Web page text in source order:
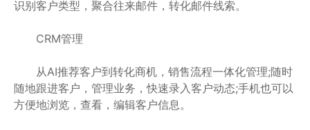
识别客户类型，聚合往来邮件，转化邮件线索。
CRM管理
从AI推荐客户到转化商机，销售流程一体化管理;随时
随地跟进客户，管理业务，快速录入客户动态;手机也可以
方便地浏览，查看，编辑客户信息。